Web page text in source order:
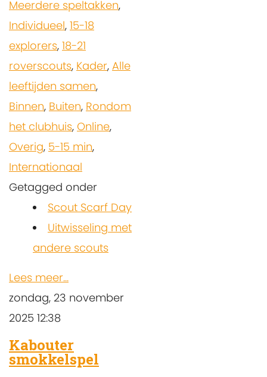
Meerdere speltakken,
Individueel, 15-18
explorers, 18-21
roverscouts, Kader, Alle
leeftijden samen,
Binnen, Buiten, Rondom
het clubhuis, Online,
Overig, 5-15 min,
Internationaal
Getagged onder
Scout Scarf Day
Uitwisseling met
andere scouts
Lees meer...
zondag, 23 november
2025 12:38
Kabouter
smokkelspel